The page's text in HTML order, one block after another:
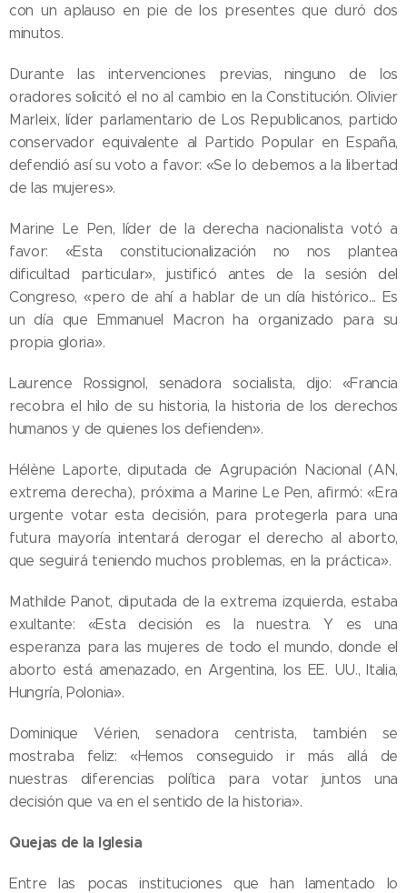
con un aplauso en pie de los presentes que duró dos
minutos.
Durante las intervenciones previas, ninguno de los
oradores solicitó el no al cambio en la Constitución. Olivier
Marleix, líder parlamentario de Los Republicanos, partido
conservador equivalente al Partido Popular en España,
defendió así su voto a favor: «Se lo debemos a la libertad
de las mujeres».
Marine Le Pen, líder de la derecha nacionalista votó a
favor: «Esta constitucionalización no nos plantea
dificultad particular», justificó antes de la sesión del
Congreso, «pero de ahí a hablar de un día histórico... Es
un día que Emmanuel Macron ha organizado para su
propia gloria».
Laurence Rossignol, senadora socialista, dijo: «Francia
recobra el hilo de su historia, la historia de los derechos
humanos y de quienes los defienden».
Hélène Laporte, diputada de Agrupación Nacional (AN,
extrema derecha), próxima a Marine Le Pen, afirmó: «Era
urgente votar esta decisión, para protegerla para una
futura mayoría intentará derogar el derecho al aborto,
que seguirá teniendo muchos problemas, en la práctica».
Mathilde Panot, diputada de la extrema izquierda, estaba
exultante: «Esta decisión es la nuestra. Y es una
esperanza para las mujeres de todo el mundo, donde el
aborto está amenazado, en Argentina, los EE. UU., Italia,
Hungría, Polonia».
Dominique Vérien, senadora centrista, también se
mostraba feliz: «Hemos conseguido ir más allá de
nuestras diferencias política para votar juntos una
decisión que va en el sentido de la historia».
Quejas de la Iglesia
Entre las pocas instituciones que han lamentado lo